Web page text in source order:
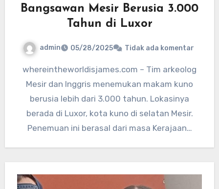
Bangsawan Mesir Berusia 3.000
Tahun di Luxor
admin 05/28/2025 Tidak ada komentar
whereintheworldisjames.com – Tim arkeolog
Mesir dan Inggris menemukan makam kuno
berusia lebih dari 3.000 tahun. Lokasinya
berada di Luxor, kota kuno di selatan Mesir.
Penemuan ini berasal dari masa Kerajaan…